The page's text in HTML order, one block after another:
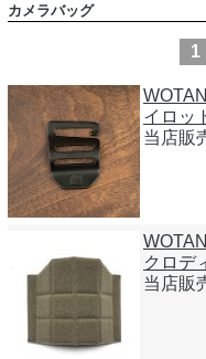
カメラバッグ
1
イロッ
当店販
クロデ
当店販